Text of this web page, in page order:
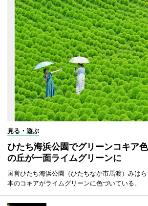
見る・遊ぶ
ひたち海浜公園でグリーンコキア
の丘が一面ライムグリーンに
国営ひたち海浜公園（ひたちなか市馬渡）みは
本のコキアがライムグリーンに色づいている。